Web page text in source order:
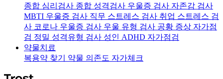
종합 심리검사 종합 성격검사 우울증 검사 자존감 검사
MBTI 우울증 검사 직무 스트레스 검사 취업 스트레스 검
사 코로나 우울증 검사 우울 유형 검사 공황 증상 자가점
검 정밀 성격유형 검사 성인 ADHD 자가점검
약물치료
복용약 찾기 약물 의존도 자가체크